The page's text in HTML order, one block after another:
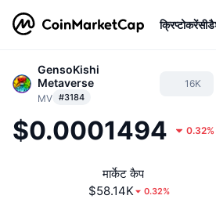
क्रिप्टोकरेंसी
GensoKishi
Metaverse
MV #3184
16K
$0.0001494 0.32%
मार्केट कैप
$58.14K
0.32%